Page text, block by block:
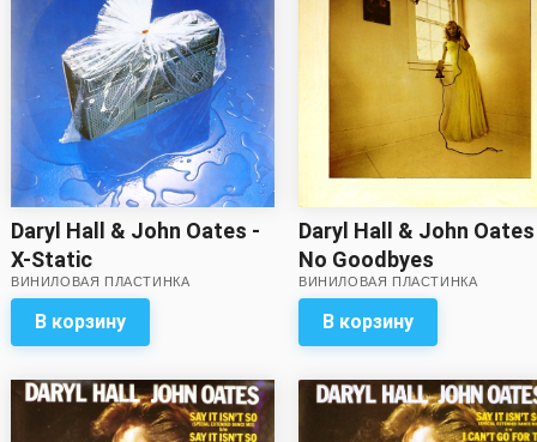
Daryl Hall & John Oates -
X-Static
ВИНИЛОВАЯ ПЛАСТИНКА
В корзину
Daryl Hall & John
No Goodbyes
ВИНИЛОВАЯ ПЛАСТИНКА
В корзину